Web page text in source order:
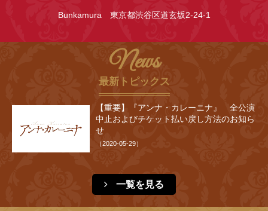
Bunkamura 東京都渋谷区道玄坂2-24-1
News
最新トピックス
【重要】『アンナ・カレーニナ』 全公演
中止およびチケット払い戻し方法のお知ら
せ
（2020-05-29）
一覧を見る